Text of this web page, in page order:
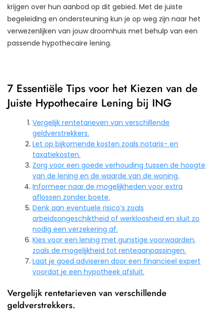
krijgen over hun aanbod op dit gebied. Met de juiste
begeleiding en ondersteuning kun je op weg zijn naar het
verwezenlijken van jouw droomhuis met behulp van een
passende hypothecaire lening.
7 Essentiële Tips voor het Kiezen van de
Juiste Hypothecaire Lening bij ING
Vergelijk rentetarieven van verschillende
geldverstrekkers.
Let op bijkomende kosten zoals notaris- en
taxatiekosten.
Zorg voor een goede verhouding tussen de hoogte
van de lening en de waarde van de woning.
Informeer naar de mogelijkheden voor extra
aflossen zonder boete.
Denk aan eventuele risico’s zoals
arbeidsongeschiktheid of werkloosheid en sluit zo
nodig een verzekering af.
Kies voor een lening met gunstige voorwaarden,
zoals de mogelijkheid tot renteaanpassingen.
Laat je goed adviseren door een financieel expert
voordat je een hypotheek afsluit.
Vergelijk rentetarieven van verschillende
geldverstrekkers.